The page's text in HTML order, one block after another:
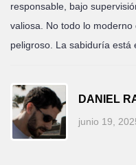
responsable, bajo
valiosa. No todo lo
peligroso. La sabiduría está
DANIEL
junio 19,